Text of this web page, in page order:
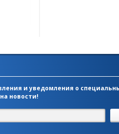
и уведомления о
новости!